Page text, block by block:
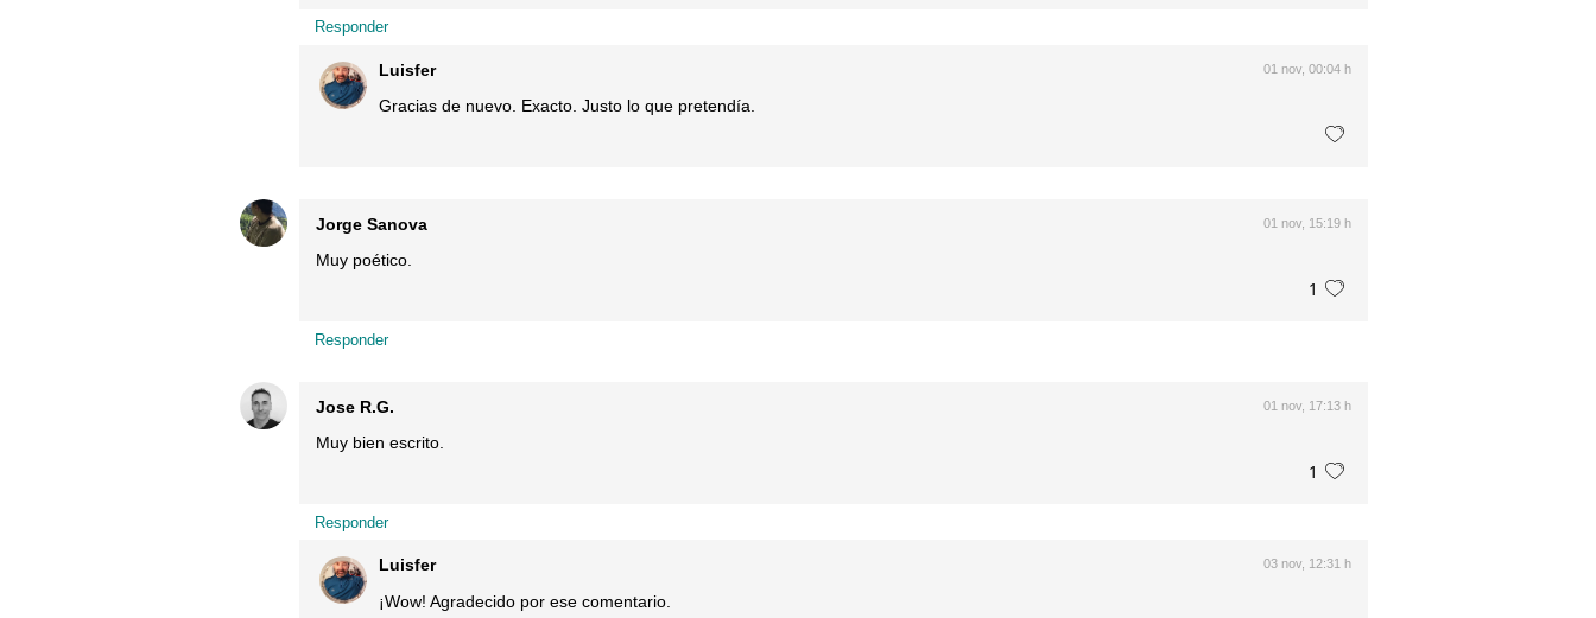
Responder
Luisfer 01 nov, 00:04 h
Gracias de nuevo. Exacto. Justo lo que pretendía.
Jorge Sanova 01 nov, 15:19 h
Muy poético.
1
Responder
Jose R.G. 01 nov, 17:13 h
Muy bien escrito.
1
Responder
Luisfer 03 nov, 12:31 h
¡Wow! Agradecido por ese comentario.